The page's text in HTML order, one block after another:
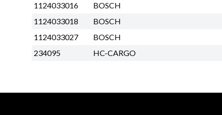
1124033016
BOSCH
1124033018
BOSCH
1124033027
BOSCH
234095
HC-CARGO